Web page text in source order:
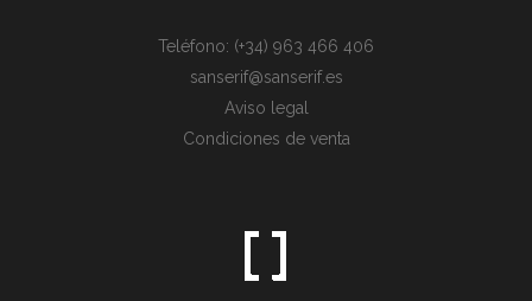
Teléfono: (+34) 963 466 406
sanserif@sanserif.es
Aviso legal
Condiciones de venta